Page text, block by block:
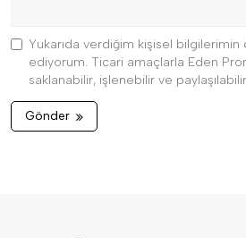
Yukarıda verdiğim kişisel
ediyorum. Ticari amaçlarla Eden
saklanabilir, işlenebilir ve
Gönder